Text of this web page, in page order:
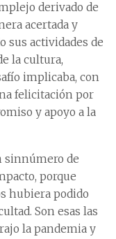
derivado de
acertada y
sus actividades de
la cultura,
implicaba, con
felicitación por
y apoyo a la
sinnúmero de
porque
hubiera podido
Son esas las
la pandemia y